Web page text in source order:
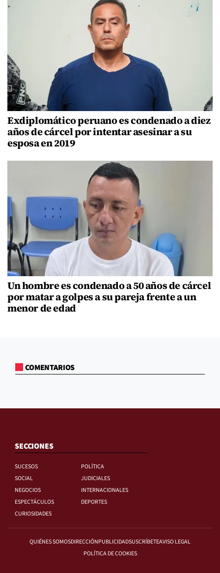
Exdiplomático peruano es condenado a diez
años de cárcel por intentar asesinar a su
esposa en 2019
Un hombre es condenado a 50 años de cárcel
por matar a golpes a su pareja frente a un
menor de edad
COMENTARIOS
SECCIONES
SUCESOS
POLÍTICA
SOCIAL
JUDICIALES
NEGOCIOS
INTERNACIONALES
ESPECTÁCULOS
DEPORTES
CURIOSIDADES
QUIÉNES SOMOSDIRECCIÓNPUBLICIDADSUSCRÍBETEAVISO LEGAL
POLÍTICA DE COOKIES